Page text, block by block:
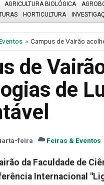
AGRICULTURA BIOLÓGICA
HORTICULTURA
Campus de Vairão
de
de
feira Feiras & Eventos
da Faculdade de
Internacional